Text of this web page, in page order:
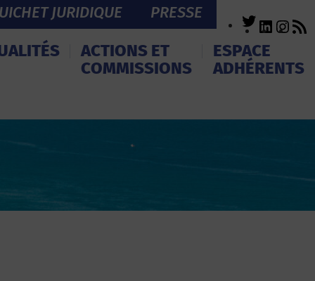
JURIDIQUE PRESSE Twitter
ACTIONS ET
COMMISSIONS
ESPACE
ADHÉRENTS